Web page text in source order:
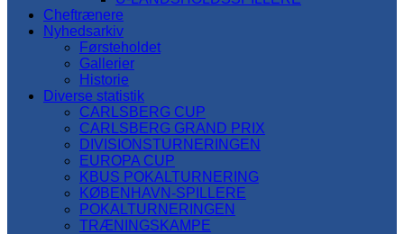
Cheftrænere
Nyhedsarkiv
Førsteholdet
Gallerier
Historie
Diverse statistik
CARLSBERG CUP
CARLSBERG GRAND PRIX
DIVISIONSTURNERINGEN
EUROPA CUP
KBUS POKALTURNERING
KØBENHAVN-SPILLERE
POKALTURNERINGEN
TRÆNINGSKAMPE